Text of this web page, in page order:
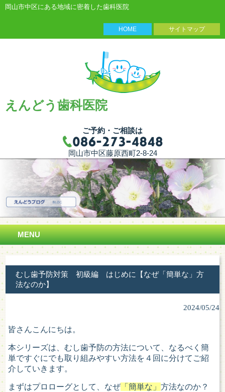
岡山市中区にある地域に密着した歯科医院
HOME サイトマップ
えんどう歯科医院
ご予約・ご相談は
岡山市中区藤原西町2-8-24
MENU
むし歯予防対策 初級編 はじめに【なぜ「簡単な」方
法なのか】
2024/05/24
皆さんこんにちは。
本シリーズは、むし歯予防の方法について、なるべく簡
単ですぐにでも取り組みやすい方法を４回に分けてご紹
介していきます。
まずはプロローグとして、なぜ 「簡単な」方法なのか？